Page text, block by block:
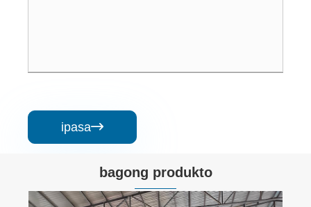
ipasa
bagong produkto